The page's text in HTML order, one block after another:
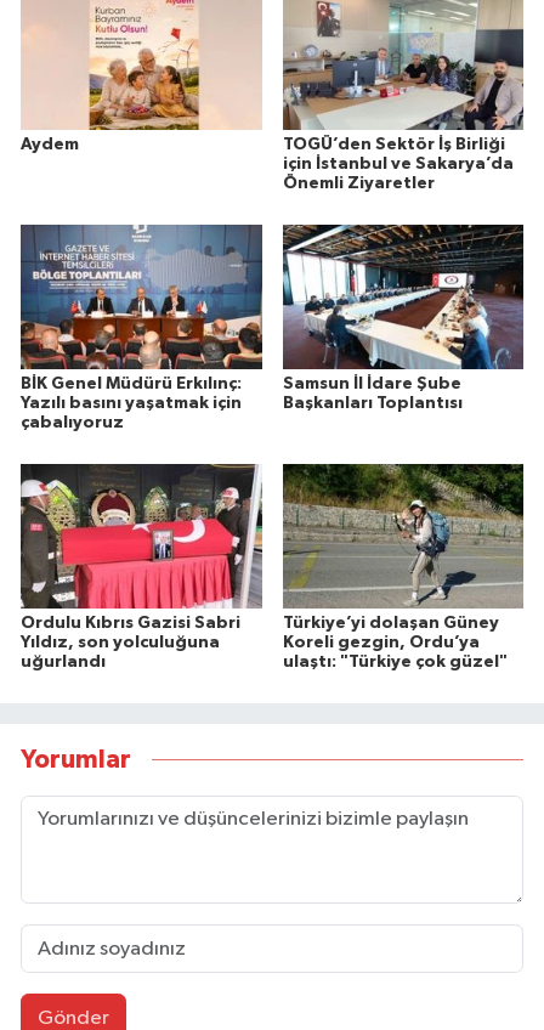
Aydem
TOGÜ’den Sektör İş Birliği
için İstanbul ve Sakarya’da
Önemli Ziyaretler
BİK Genel Müdürü Erkılınç:
Yazılı basını yaşatmak için
çabalıyoruz
Samsun İl İdare Şube
Başkanları Toplantısı
Ordulu Kıbrıs Gazisi Sabri
Yıldız, son yolculuğuna
uğurlandı
Türkiye’yi dolaşan Güney
Koreli gezgin, Ordu’ya
ulaştı: "Türkiye çok güzel"
Yorumlar
Gönder